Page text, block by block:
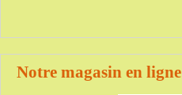
Notre magasin en ligne